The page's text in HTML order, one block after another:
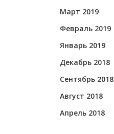
Март 2019
Февраль 2019
Январь 2019
Декабрь 2018
Сентябрь 2018
Август 2018
Апрель 2018